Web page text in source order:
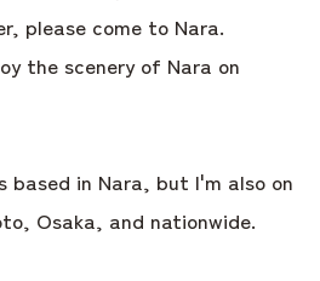
please come to Nara.
the scenery of Nara on
based in Nara, but I'm also on
Osaka, and nationwide.